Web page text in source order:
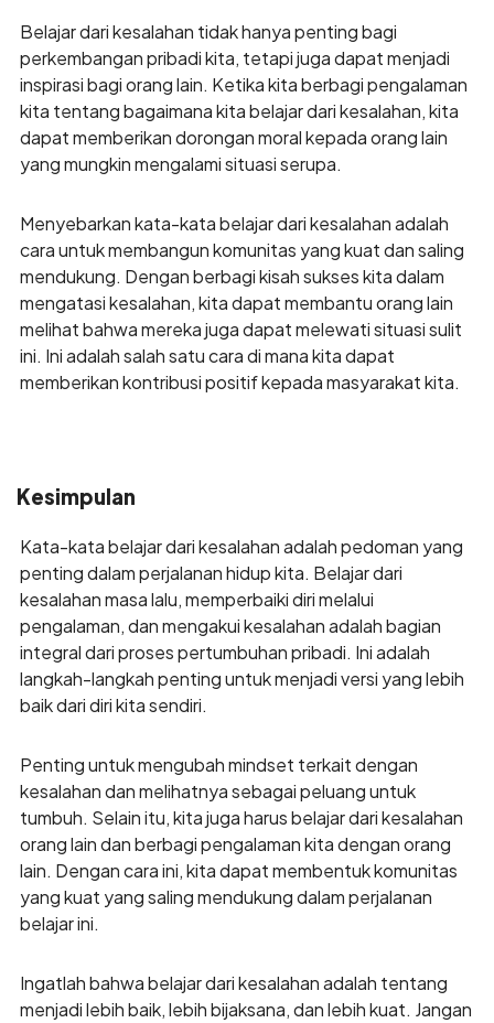
Belajar dari kesalahan tidak hanya penting bagi
perkembangan pribadi kita, tetapi juga dapat menjadi
inspirasi bagi orang lain. Ketika kita berbagi pengalaman
kita tentang bagaimana kita belajar dari kesalahan, kita
dapat memberikan dorongan moral kepada orang lain
yang mungkin mengalami situasi serupa.
Menyebarkan kata-kata belajar dari kesalahan adalah
cara untuk membangun komunitas yang kuat dan saling
mendukung. Dengan berbagi kisah sukses kita dalam
mengatasi kesalahan, kita dapat membantu orang lain
melihat bahwa mereka juga dapat melewati situasi sulit
ini. Ini adalah salah satu cara di mana kita dapat
memberikan kontribusi positif kepada masyarakat kita.
Kesimpulan
Kata-kata belajar dari kesalahan adalah pedoman yang
penting dalam perjalanan hidup kita. Belajar dari
kesalahan masa lalu, memperbaiki diri melalui
pengalaman, dan mengakui kesalahan adalah bagian
integral dari proses pertumbuhan pribadi. Ini adalah
langkah-langkah penting untuk menjadi versi yang lebih
baik dari diri kita sendiri.
Penting untuk mengubah mindset terkait dengan
kesalahan dan melihatnya sebagai peluang untuk
tumbuh. Selain itu, kita juga harus belajar dari kesalahan
orang lain dan berbagi pengalaman kita dengan orang
lain. Dengan cara ini, kita dapat membentuk komunitas
yang kuat yang saling mendukung dalam perjalanan
belajar ini.
Ingatlah bahwa belajar dari kesalahan adalah tentang
menjadi lebih baik, lebih bijaksana, dan lebih kuat. Jangan